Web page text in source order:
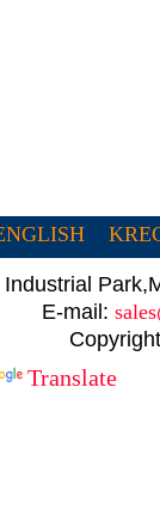
E-mail:
Translate